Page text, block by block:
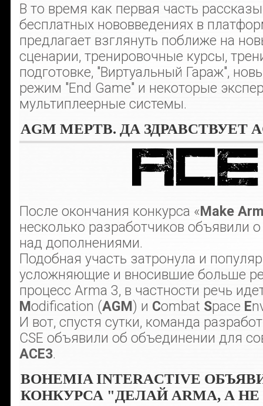
В то время как первая часть
бесплатных нововведениях в
предлагает взглянуть поближе на
сценарии, тренировочные курсы,
подготовке, "Виртуальный Гараж",
режим "End Game" и некоторые
мультиплеерные системы.
AGM МЕРТВ. ДА ЗДРАВСТВУЕТ
После окончания конкурса «Make
несколько разработчиков объявили
над дополнениями.
Подобная участь затронула и
усложняющие и вносившие больше
процесс Arma 3, в частности речь
Modification (AGM) и Combat Space E
И вот, спустя сутки, команда
CSE объявили об объединении для
ACE3.
BOHEMIA INTERACTIVE
КОНКУРСА "ДЕЛАЙ ARMA, А